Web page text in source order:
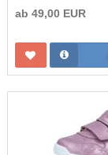
ab 49,00 EUR